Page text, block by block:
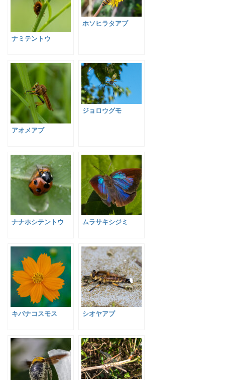
ナミテントウ
ホソヒラタアブ
アオメアブ
ジョロウグモ
ナナホシテントウ ムラサキシジミ
キバナコスモス シオヤアブ